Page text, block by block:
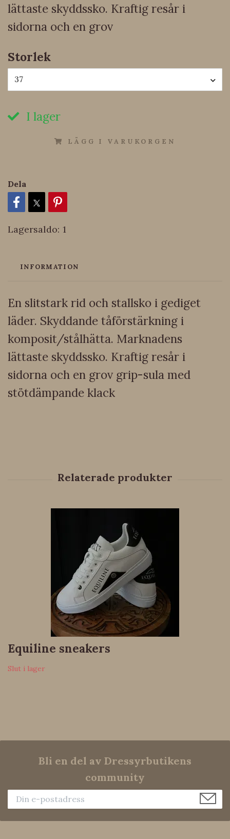
lättaste skyddssko. Kraftig resår i
sidorna och en grov
Storlek
37
I lager
LÄGG I VARUKORGEN
Dela
Lagersaldo: 1
INFORMATION
En slitstark rid och stallsko i gediget
läder. Skyddande tåförstärkning i
komposit/stålhätta. Marknadens
lättaste skyddssko. Kraftig resår i
sidorna och en grov grip-sula med
stötdämpande klack
Equiline sneakers
Slut i lager
Bli en del av Dressyrbutikens
community